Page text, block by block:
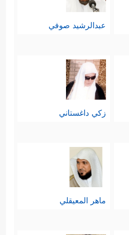
عبدالرشيد صوفي
زكي داغستاني
ماهر المعيقلي